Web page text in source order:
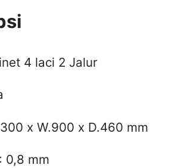
4 laci 2 Jalur
x W.900 x D.460 mm
0,8 mm